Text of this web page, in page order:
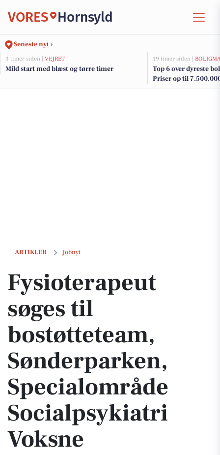
VORES Hornsyld
Seneste nyt ›
3 timer siden | VEJRET
Mild start med blæst og tørre timer
19 timer siden |
Top 6 over dyreste
Priser op til
ARTIKLER Jobnyt
Fysioterapeut søges til bostøtteteam, Sønderparken, Specialområde
Fysioterapeut
søges til
bostøtteteam,
Sønderparken,
Specialområde
Socialpsykiatri
Voksne